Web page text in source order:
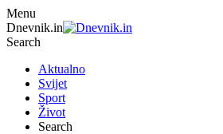
Menu
Dnevnik.in
Search
Aktualno
Svijet
Sport
Život
Search